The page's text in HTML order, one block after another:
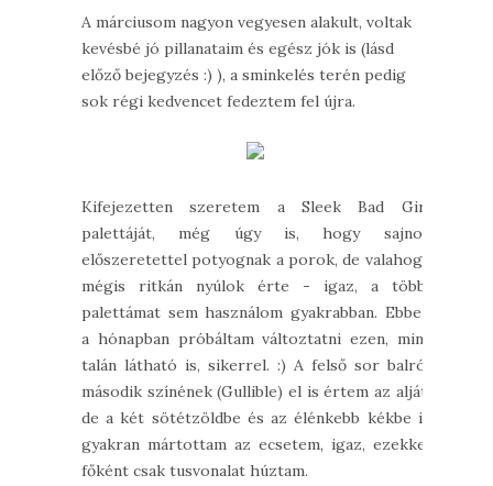
A márciusom nagyon vegyesen alakult, voltak
kevésbé jó pillanataim és egész jók is (lásd
előző bejegyzés :) ), a sminkelés terén pedig
sok régi kedvencet fedeztem fel újra.
Kifejezetten szeretem a Sleek Bad Girl
palettáját, még úgy is, hogy sajnos
előszeretettel potyognak a porok, de valahogy
mégis ritkán nyúlok érte - igaz, a többi
palettámat sem használom gyakrabban. Ebben
a hónapban próbáltam változtatni ezen, mint
talán látható is, sikerrel. :) A felső sor balról
második színének (Gullible) el is értem az alját,
de a két sötétzöldbe és az élénkebb kékbe is
gyakran mártottam az ecsetem, igaz, ezekkel
főként csak tusvonalat húztam.